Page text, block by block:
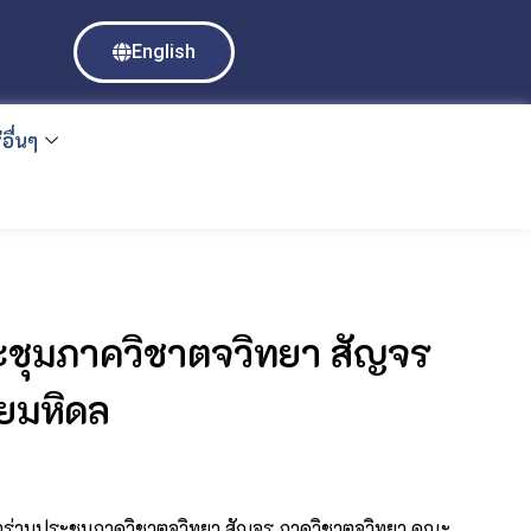
English
นๆ
มภาควิชาตจวิทยา สัญจร
มหิดล